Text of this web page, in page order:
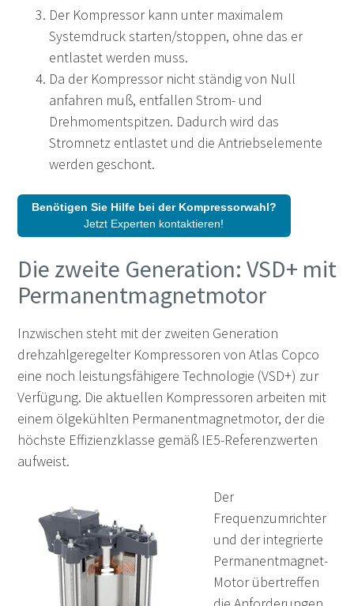
Der Kompressor kann unter maximalem
Systemdruck starten/stoppen, ohne das er
entlastet werden muss.
Da der Kompressor nicht ständig von Null
anfahren muß, entfallen Strom- und
Drehmomentspitzen. Dadurch wird das
Stromnetz entlastet und die Antriebselemente
werden geschont.
Benötigen Sie Hilfe bei der Kompressorwahl?
Jetzt Experten kontaktieren!
Die zweite Generation: VSD+ mit
Permanentmagnet­motor
Inzwischen steht mit der zweiten Generation
drehzahlgeregelter Kompressoren von Atlas Copco
eine noch leistungsfähigere Technologie (VSD+) zur
Verfügung. Die aktuellen Kompressoren arbeiten mit
einem ölgekühlten Permanentmagnet­motor, der die
höchste Effizienzklasse gemäß IE5-Referenzwerten
aufweist.
Der
Frequenzumrichter
und der integrierte
Permanentmagnet-
Motor übertreffen